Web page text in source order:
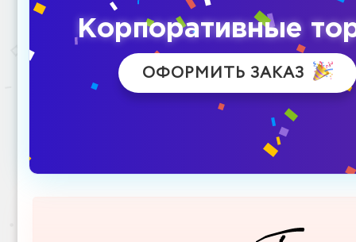
Корпоративные
ОФОРМИТЬ ЗАКАЗ